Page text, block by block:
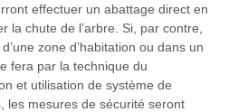
effectuer un abattage direct en
la chute de l’arbre. Si, par contre,
zone d’habitation ou dans un
fera par la technique du
et utilisation de système de
les mesures de sécurité seront